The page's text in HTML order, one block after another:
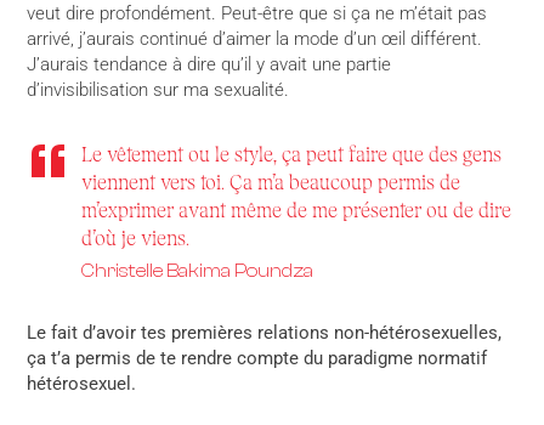
veut dire profondément. Peut-être que si ça ne m’était pas
arrivé, j’aurais continué d’aimer la mode d’un œil différent.
J’aurais tendance à dire qu’il y avait une partie
d’invisibilisation sur ma sexualité.
Le vêtement ou le style, ça peut faire que des gens
viennent vers toi. Ça m’a beaucoup permis de
m’exprimer avant même de me présenter ou de dire
d’où je viens.
Christelle Bakima Poundza
Le fait d’avoir tes premières relations non-hétérosexuelles,
ça t’a permis de te rendre compte du paradigme normatif
hétérosexuel.